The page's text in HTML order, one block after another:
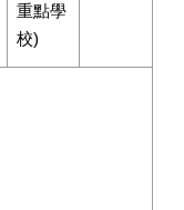
重點學
校)